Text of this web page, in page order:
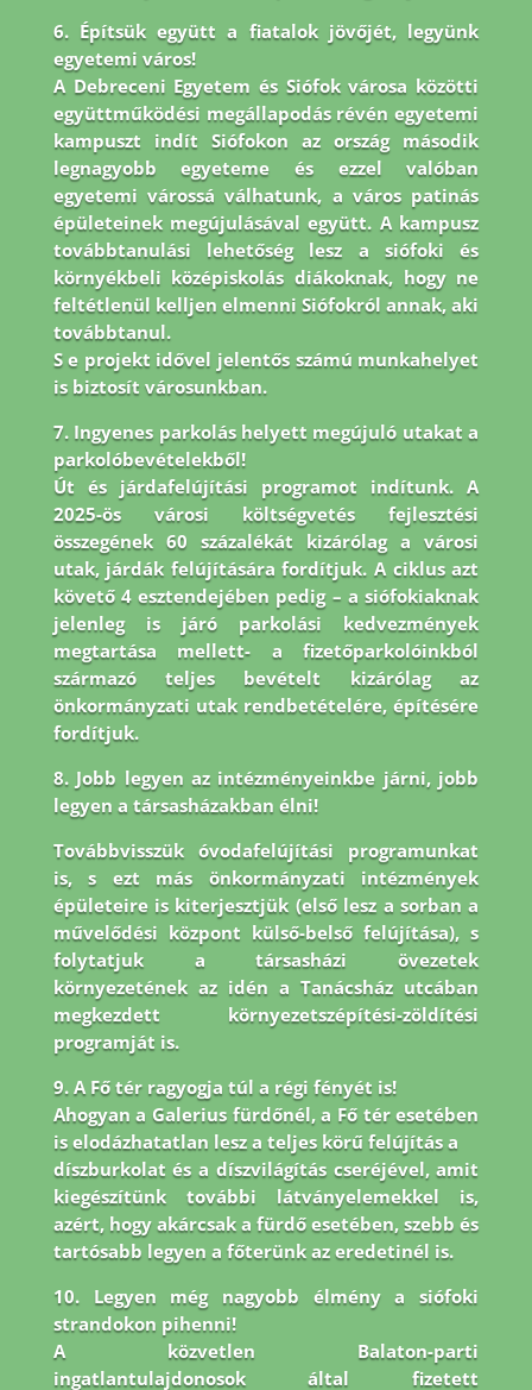
6. Építsük együtt a fiatalok jövőjét, legyünk
egyetemi város!
A Debreceni Egyetem és Siófok városa közötti
együttműködési megállapodás révén egyetemi
kampuszt indít Siófokon az ország második
legnagyobb egyeteme és ezzel valóban
egyetemi várossá válhatunk, a város patinás
épületeinek megújulásával együtt. A kampusz
továbbtanulási lehetőség lesz a siófoki és
környékbeli középiskolás diákoknak, hogy ne
feltétlenül kelljen elmenni Siófokról annak, aki
továbbtanul.
S e projekt idővel jelentős számú munkahelyet
is biztosít városunkban.
7. Ingyenes parkolás helyett megújuló utakat a
parkolóbevételekből!
Út és járdafelújítási programot indítunk. A
2025-ös városi költségvetés fejlesztési
összegének 60 százalékát kizárólag a városi
utak, járdák felújítására fordítjuk. A ciklus azt
követő 4 esztendejében pedig – a siófokiaknak
jelenleg is járó parkolási kedvezmények
megtartása mellett- a fizetőparkolóinkból
származó teljes bevételt kizárólag az
önkormányzati utak rendbetételére, építésére
fordítjuk.
8. Jobb legyen az intézményeinkbe járni, jobb
legyen a társasházakban élni!
Továbbvisszük óvodafelújítási programunkat
is, s ezt más önkormányzati intézmények
épületeire is kiterjesztjük (első lesz a sorban a
művelődési központ külső-belső felújítása), s
folytatjuk a társasháziövezetek
környezetének az idén a Tanácsház utcában
megkezdett környezetszépítési-zöldítési
programját is.
9. A Fő tér ragyogja túl a régi fényét is!
Ahogyan a Galerius fürdőnél, a Fő tér esetében
is elodázhatatlan lesz a teljes körű felújítás a
díszburkolat és a díszvilágítás cseréjével, amit
kiegészítünk további látványelemekkel is,
azért, hogy akárcsak a fürdő esetében, szebb és
tartósabb legyen a főterünk az eredetinél is.
10. Legyen még nagyobb élmény a siófoki
strandokon pihenni!
A közvetlen Balaton-parti
ingatlantulajdonosok által fizetett